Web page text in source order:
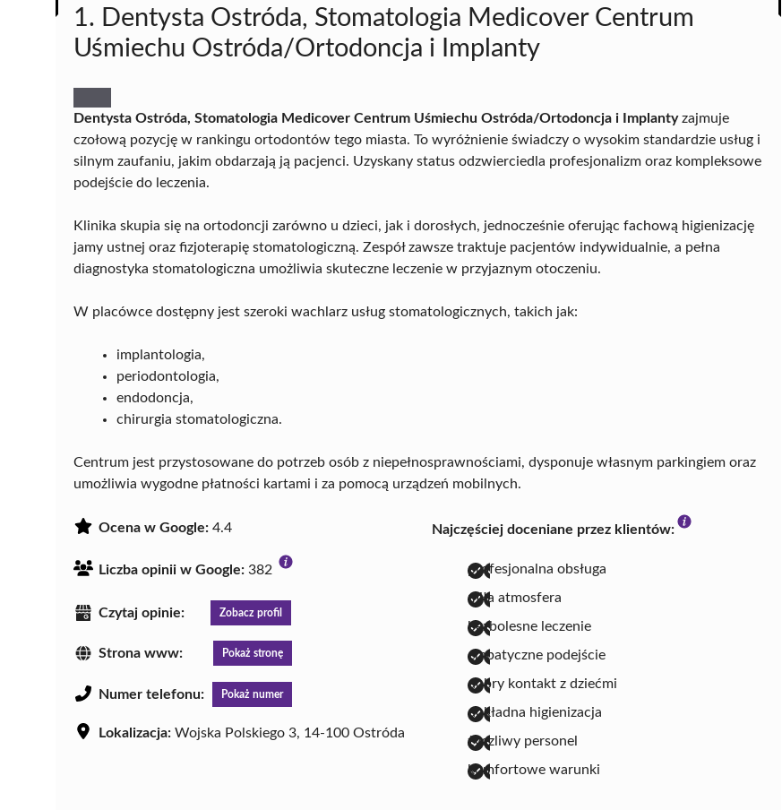
1. Dentysta Ostróda, Stomatologia Medicover Centrum
Uśmiechu Ostróda/Ortodoncja i Implanty
Dentysta Ostróda, Stomatologia Medicover Centrum Uśmiechu Ostróda/Ortodoncja i Implantyzajmuje
czołową pozycję w rankingu ortodontów tego miasta. To wyróżnienie świadczy o wysokim standardzie usług i
silnym zaufaniu, jakim obdarzają ją pacjenci. Uzyskany status odzwierciedla profesjonalizm oraz kompleksowe
podejście do leczenia.
Klinika skupia się na ortodoncji zarówno u dzieci, jak i dorosłych, jednocześnie oferując fachową higienizację
jamy ustnej oraz fizjoterapię stomatologiczną. Zespół zawsze traktuje pacjentów indywidualnie, a pełna
diagnostyka stomatologiczna umożliwia skuteczne leczenie w przyjaznym otoczeniu.
W placówce dostępny jest szeroki wachlarz usług stomatologicznych, takich jak:
implantologia,
periodontologia,
endodoncja,
chirurgia stomatologiczna.
Centrum jest przystosowane do potrzeb osób z niepełnosprawnościami, dysponuje własnym parkingiem oraz
umożliwia wygodne płatności kartami i za pomocą urządzeń mobilnych.
Ocena w Google: 4.4
Liczba opinii w Google: 382
Czytaj opinie: Zobacz profil
Strona www: Pokaż stronę
Numer telefonu: Pokaż numer
Lokalizacja: Wojska Polskiego 3, 14-100 Ostróda
Najczęściej doceniane przez klientów:
profesjonalna obsługa
miła atmosfera
bezbolesne leczenie
empatyczne podejście
dobry kontakt z dziećmi
dokładna higienizacja
życzliwy personel
komfortowe warunki